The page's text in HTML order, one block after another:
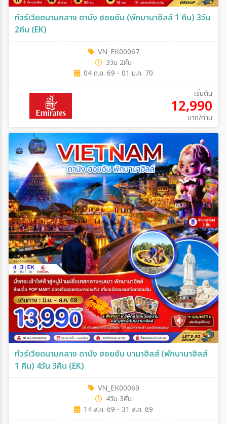
ทัวร์เวียดนามกลาง ดานัง ฮอยอัน (พักบานาฮิลล์ 1 คืน) 3วัน
2คืน (EK)
VN_EK00067
3วัน 2คืน
04 ก.ย. 69 - 01 ม.ค. 70
เริ่มต้น
12,990
บาท/ท่าน
ทัวร์เวียดนามกลาง ดานัง ฮอยอัน บานาฮิลส์ (พักบานาฮิลส์
1 คืน) 4วัน 3คืน (EK)
VN_EK00069
4วัน 3คืน
14 ส.ค. 69 - 31 ส.ค. 69